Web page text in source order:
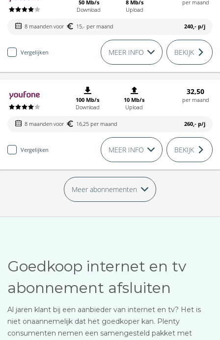
50 Mb/s
Download
8 Mb/s
Upload
per maand
8 maanden voor 15,- per maand 240,- p/j
Vergelijken MEER INFO BEKIJK
100 Mb/s
Download
10 Mb/s
Upload
32,50
per maand
8 maanden voor 16,25 per maand 260,- p/j
Vergelijken MEER INFO BEKIJK
Meer abonnementen
Goedkoop internet en tv
abonnement afsluiten
Al jaren klant bij een aanbieder van internet en tv? Het is
niet onaannemelijk dat het goedkoper kan. Plenty
consumenten nemen een samengesteld pakket met